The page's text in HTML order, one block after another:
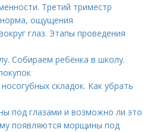
Третий триместр
норма, ощущения
глаз. Этапы проведения
Собираем ребёнка в школу.
складок. Как убрать
под глазами и возможно ли это
появляются морщины под